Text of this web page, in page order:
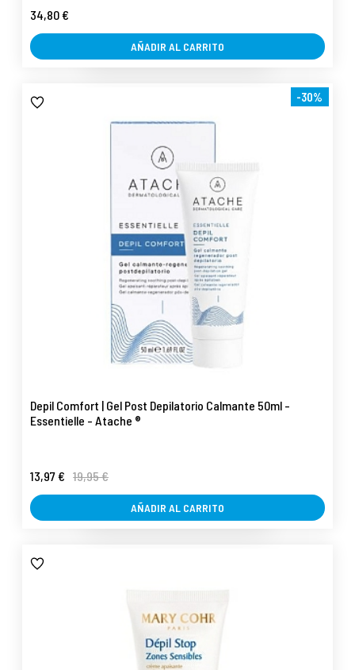
34,80 €
AÑADIR AL CARRITO
-30%
Depil Comfort | Gel Post Depilatorio Calmante 50ml -
Essentielle - Atache ®
13,97 € 19,95 €
AÑADIR AL CARRITO